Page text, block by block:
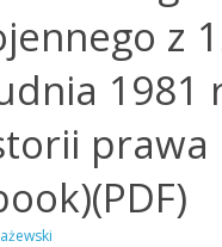
z
1981
prawa